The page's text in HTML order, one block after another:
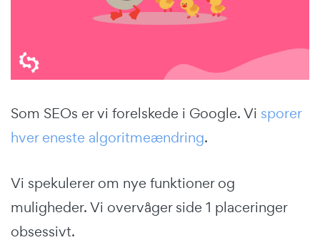
Som SEOs er vi forelskede i Google. Vi sporer
hver eneste algoritmeændring.
Vi spekulerer om nye funktioner og
muligheder. Vi overvåger side 1 placeringer
obsessivt.